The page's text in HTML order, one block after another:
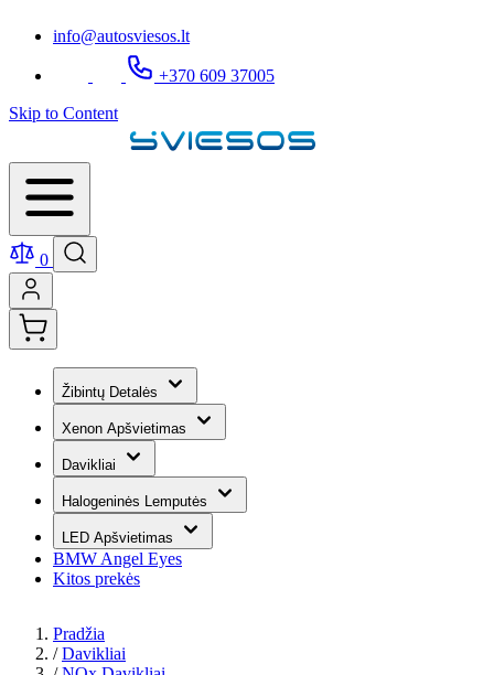
info@autosviesos.lt
+370 609 37005
Skip to Content
0
Žibintų Detalės
Xenon Apšvietimas
Davikliai
Halogeninės Lemputės
LED Apšvietimas
BMW Angel Eyes
Kitos prekės
Pradžia
/ Davikliai